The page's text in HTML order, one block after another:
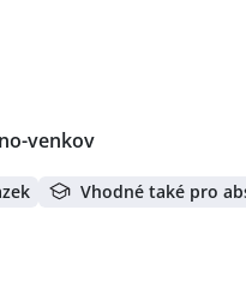
venkov
Vhodné také pro